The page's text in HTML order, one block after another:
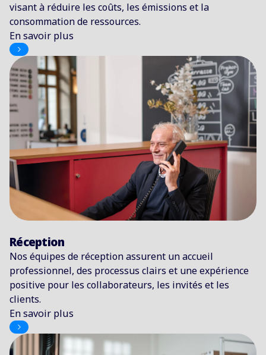
visant à réduire les coûts, les émissions et la
consommation de ressources.
En savoir plus
Réception
Nos équipes de réception assurent un accueil
professionnel, des processus clairs et une expérience
positive pour les collaborateurs, les invités et les
clients.
En savoir plus